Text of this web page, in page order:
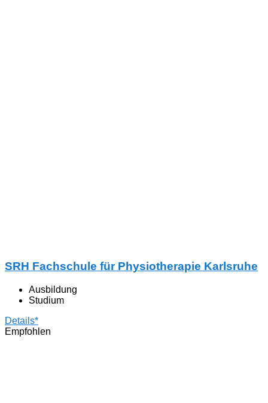
SRH Fachschule für Physiotherapie Karlsruhe
Ausbildung
Studium
Details*
Empfohlen